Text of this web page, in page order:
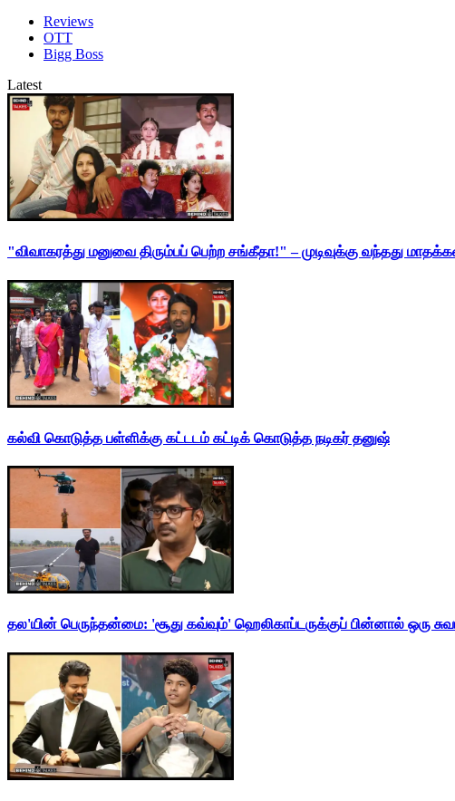
Reviews
OTT
Bigg Boss
Latest
"விவாகரத்து மனுவை திரும்பப் பெற்ற சங்கீதா!" – முடிவுக்கு வந்தது
கல்வி கொடுத்த பள்ளிக்கு கட்டடம் கட்டிக் கொடுத்த நடிகர் தனுஷ்
தல'யின் பெருந்தன்மை: 'சூது கவ்வும்' ஹெலிகாப்டருக்குப் பின்னால் ஒரு